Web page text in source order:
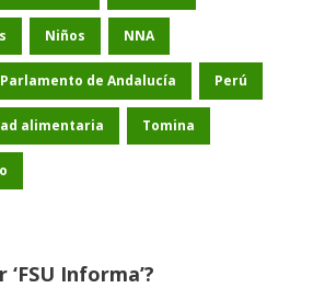
Niños NNA
Parlamento de Andalucía Perú
alimentaria Tomina
Informa’?